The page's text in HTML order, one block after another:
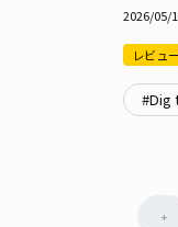
2026/05/
レビュー
#Dig
+